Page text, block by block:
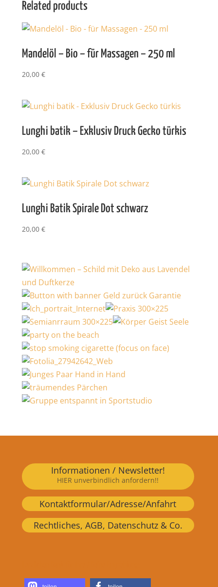
Related products
Mandelöl – Bio – für Massagen – 250 ml
20,00 €
Lunghi batik – Exklusiv Druck Gecko türkis
20,00 €
Lunghi Batik Spirale Dot schwarz
20,00 €
Informationen / Newsletter!
HIER unverbindlich anfordern!!
Kontaktformular/Adresse/Anfahrt
Rechtliches, AGB, Datenschutz & Co.